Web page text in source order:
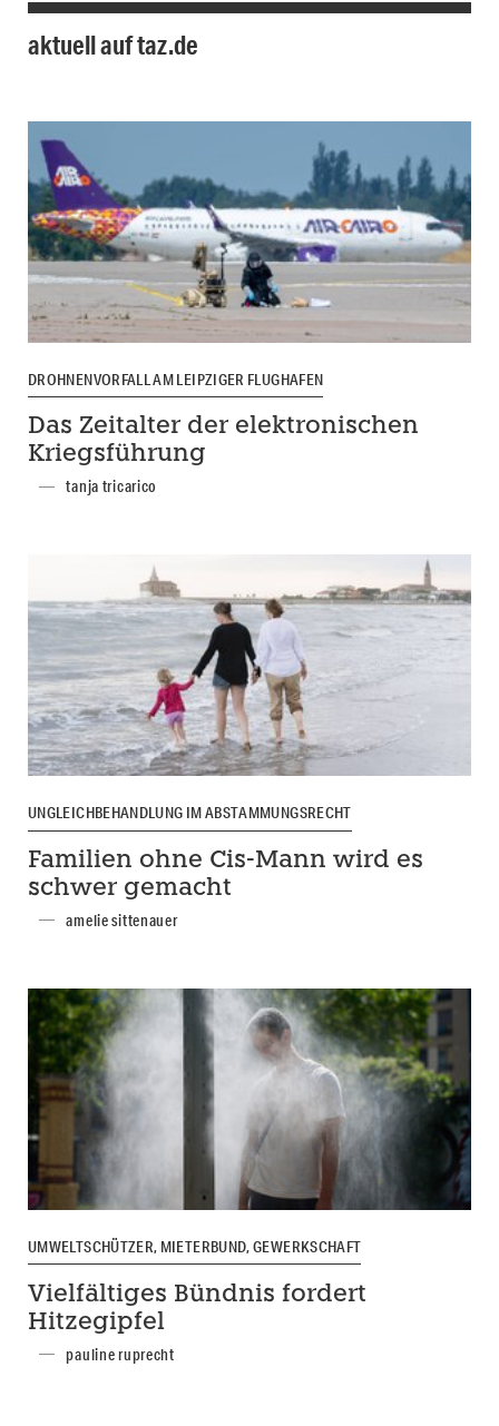
aktuell auf taz.de
DROHNENVORFALL AM LEIPZIGER FLUGHAFEN
Das Zeitalter der elektronischen
Kriegsführung
tanja tricarico
UNGLEICHBEHANDLUNG IM ABSTAMMUNGSRECHT
Familien ohne Cis-Mann wird es
schwer gemacht
amelie sittenauer
UMWELTSCHÜTZER, MIETERBUND, GEWERKSCHAFT
Vielfältiges Bündnis fordert
Hitzegipfel
pauline ruprecht